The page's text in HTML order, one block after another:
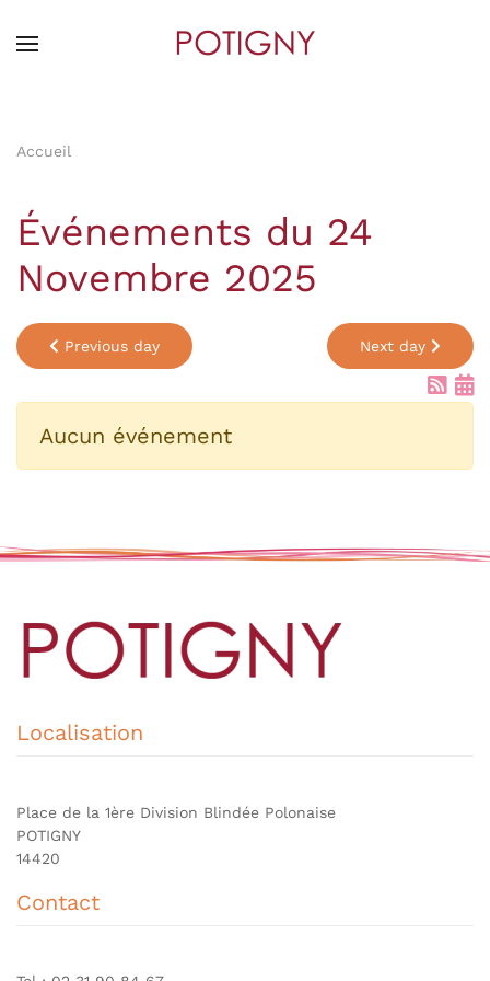
content
Accueil
Événements du 24
Novembre 2025
Previous day Next day
Aucun événement
Localisation
Place de la 1ère Division Blindée Polonaise
POTIGNY
14420
Contact